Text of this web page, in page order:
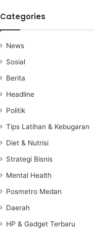
Categories
News
Sosial
Berita
Headline
Politik
Tips Latihan & Kebugaran
Diet & Nutrisi
Strategi Bisnis
Mental Health
Posmetro Medan
Daerah
HP & Gadget Terbaru